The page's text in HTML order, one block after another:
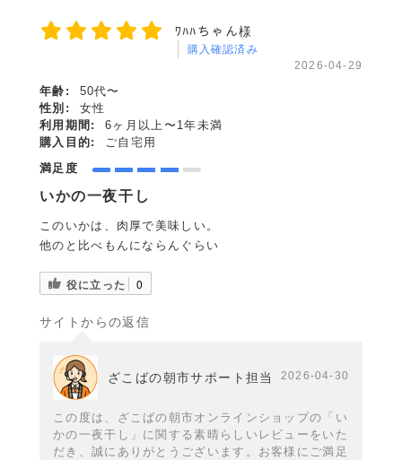
ﾜﾊﾊちゃん様
購入確認済み
2026-04-29
年齢:
50代〜
性別:
女性
利用期間:
6ヶ月以上〜1年未満
購入目的:
ご自宅用
満足度
いかの一夜干し
このいかは、肉厚で美味しい。
他のと比べもんにならんぐらい
役に立った 0
サイトからの返信
ざこばの朝市サポート担当 2026-04-30
この度は、ざこばの朝市オンラインショップの「い
かの一夜干し」に関する素晴らしいレビューをいた
だき、誠にありがとうございます。お客様にご満足